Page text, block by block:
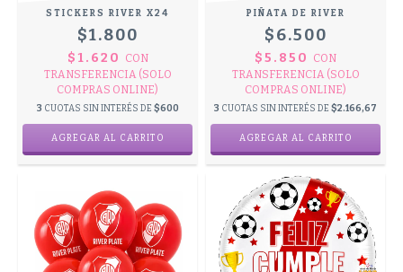
STICKERS RIVER X24
$1.800
$1.620
CON
TRANSFERENCIA (SOLO
COMPRAS ONLINE)
3 CUOTAS SIN INTERÉS DE $600
PIÑATA DE RIVER
$6.500
$5.850
CON
TRANSFERENCIA (SOLO
COMPRAS ONLINE)
3 CUOTAS SIN INTERÉS DE $2.166,67